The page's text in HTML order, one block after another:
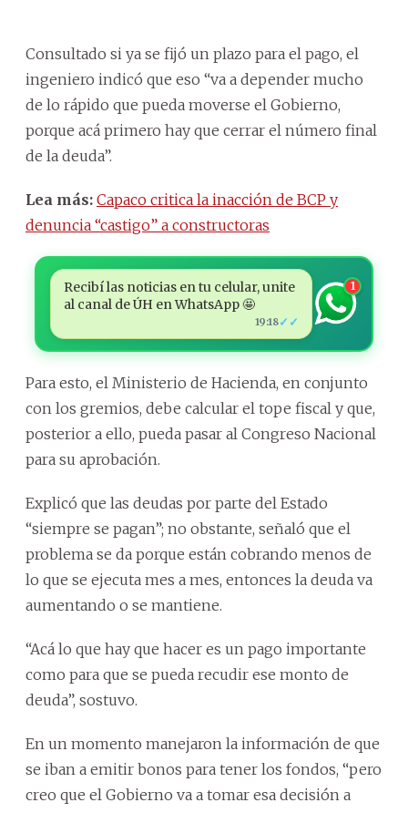
Consultado si ya se fijó un plazo para el pago, el
ingeniero indicó que eso “va a depender mucho
de lo rápido que pueda moverse el Gobierno,
porque acá primero hay que cerrar el número final
de la deuda”.
Lea más: Capaco critica la inacción de BCP y
denuncia “castigo” a constructoras
Recibí las noticias en tu celular, unite
al canal de ÚH en WhatsApp 🤩
19:18✓✓
1
Para esto, el Ministerio de Hacienda, en conjunto
con los gremios, debe calcular el tope fiscal y que,
posterior a ello, pueda pasar al Congreso Nacional
para su aprobación.
Explicó que las deudas por parte del Estado
“siempre se pagan”; no obstante, señaló que el
problema se da porque están cobrando menos de
lo que se ejecuta mes a mes, entonces la deuda va
aumentando o se mantiene.
“Acá lo que hay que hacer es un pago importante
como para que se pueda recudir ese monto de
deuda”, sostuvo.
En un momento manejaron la información de que
se iban a emitir bonos para tener los fondos, “pero
creo que el Gobierno va a tomar esa decisión a